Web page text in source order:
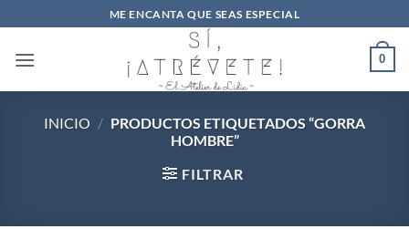
al
contenido
ME ENCANTA QUE SEAS ESPECIAL
0
INICIO / PRODUCTOS ETIQUETADOS “GORRA
HOMBRE”
FILTRAR